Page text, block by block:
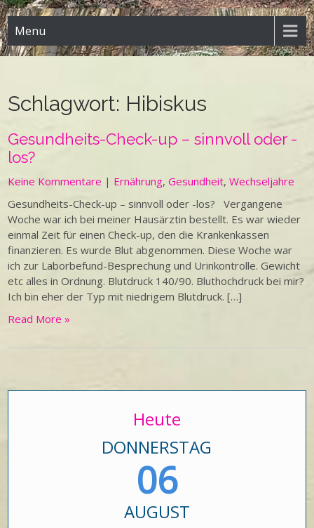
Menu
Schlagwort: Hibiskus
Gesundheits-Check-up – sinnvoll oder -
los?
Keine Kommentare | Ernährung,Gesundheit,Wechseljahre
Gesundheits-Check-up – sinnvoll oder -los? Vergangene
Woche war ich bei meiner Hausärztin bestellt. Es war wieder
einmal Zeit für einen Check-up, den die Krankenkassen
finanzieren. Es wurde Blut abgenommen. Diese Woche war
ich zur Laborbefund-Besprechung und Urinkontrolle. Gewicht
etc alles in Ordnung. Blutdruck 140/90. Bluthochdruck bei mir?
Ich bin eher der Typ mit niedrigem Blutdruck. […]
Read More »
Heute
DONNERSTAG
06
AUGUST